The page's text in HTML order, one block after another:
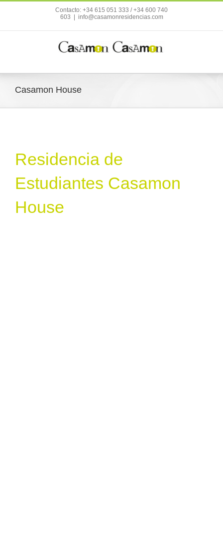
Contacto: +34 615 051 333 / +34 600 740
603
info@casamonresidencias.com
Casamon House
Residencia de
Estudiantes Casamon
House